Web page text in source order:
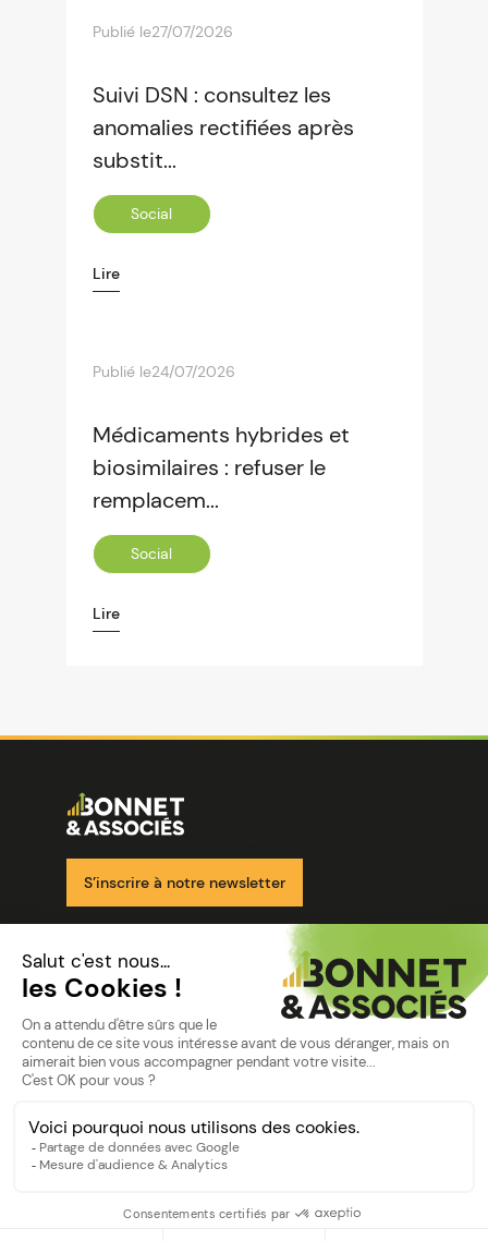
Publié le27/07/2026
Suivi DSN : consultez les
anomalies rectifiées après
substit...
Social
Lire
Publié le24/07/2026
Médicaments hybrides et
biosimilaires : refuser le
remplacem...
Social
Lire
Image
S’inscrire à notre newsletter
Nos solutions
Nos cabinets
Mon espace client
Politique de confidentialité
©Bonnet2023